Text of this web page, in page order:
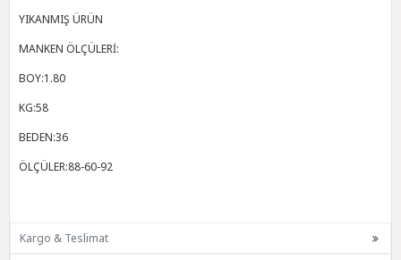
YIKANMIŞ ÜRÜN
MANKEN ÖLÇÜLERİ:
BOY:1.80
KG:58
BEDEN:36
ÖLÇÜLER:88-60-92
Kargo & Teslimat